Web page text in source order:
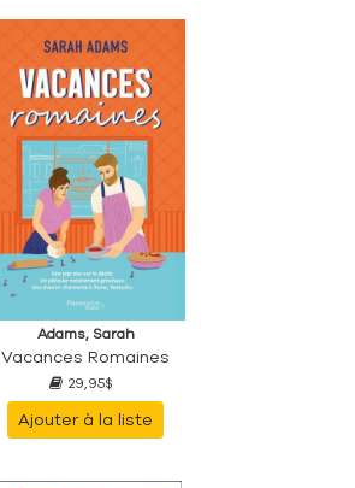
Adams, Sarah
Vacances Romaines
29,95$
Ajouter à la liste